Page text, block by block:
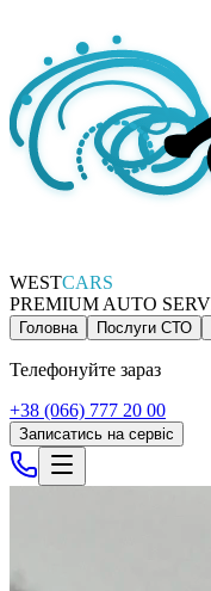
WESTCARS
PREMIUM AUTO
Головна Послуги СТО
Телефонуйте зараз
+38 (066) 777 20 00
Записатись на сервіс